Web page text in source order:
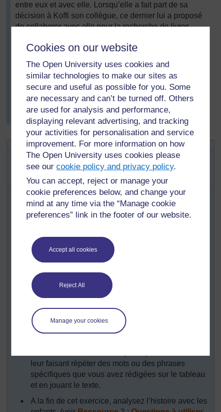
Cookies on our website
The Open University uses cookies and
similar technologies to make our sites as
secure and useful as possible for you. Some
are necessary and can’t be turned off. Others
are used for analysis and performance,
displaying relevant advertising, and tracking
your activities for personalisation and service
improvement. For more information on how
The Open University uses cookies please
see ourcookie policy and privacy policy.
You can accept, reject or manage your
cookie preferences below, and change your
mind at any time via the “Manage cookie
preferences” link in the footer of our website.
Accept all cookies
Reject All
Manage your cookies
entre eux et avec elle. Lorsqu’elle a fait part de sa
décision à Koffi son collègue, ce dernier lui a proposé
de collaborer avec elle pour la recherche de livres
à haute voix et d’analyser des façons de faire participer
préparation les a aidés à se sentir plus confiants en
classe (voirRessource 1 : préparation de la lecture
partagée).
Ressource clé : Utiliser les récits dans la classe
[Astuce : maintenez
la touche Ctrl
enfoncée et
cliquez sur un lien
pour l’ouvrir dans
un nouvel onglet
(Masquer
l’astuce
]
donne davantage d’idées.
Activité 1 : Partager
le plaisir de lire un
bon livre d’histoires
Lisez laRessource 1 :
Préparation de la lecture
partagéeet suivez les étapes suivantes :
pendant que vous réalisez une activité de lecture
partagée avec un groupe de 25 à 30 élèves.
relatives à l’histoire avant de commencer la lecture
du texte.
illustrations et posez-leur des questions sur ces
dernières. Utilisez la voix et les gestes pour attirer
leur faisant répéter des mots ou des phrases
spécifiques que vous avez rédigées sur le tableau
et en jouant le texte.
A la fin de cet exercice, analysez l’histoire avec les